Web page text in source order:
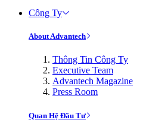
Công Ty
About Advantech
Thông Tin Công Ty
Executive Team
Advantech Magazine
Press Room
Quan Hệ Đầu Tư